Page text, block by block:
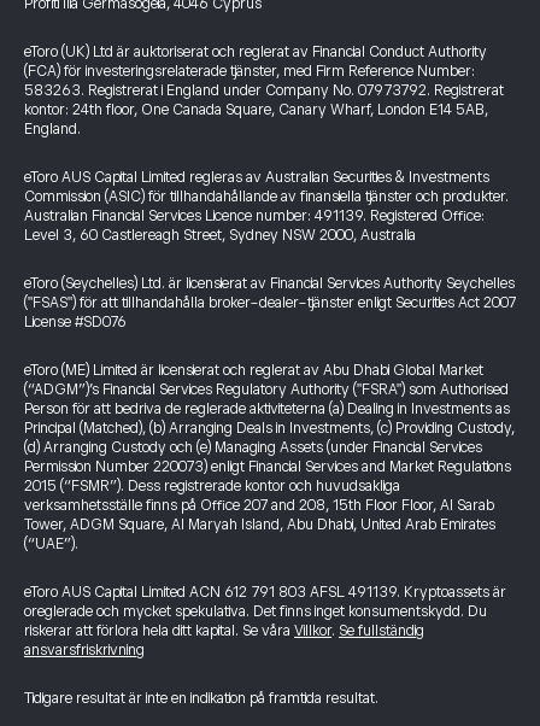
Profiti Ilia Germasogeia, 4046 Cyprus
eToro (UK) Ltd är auktoriserat och reglerat av Financial Conduct Authority
(FCA) för investeringsrelaterade tjänster, med Firm Reference Number:
583263. Registrerat i England under Company No. 07973792. Registrerat
kontor: 24th floor, One Canada Square, Canary Wharf, London E14 5AB,
England.
eToro AUS Capital Limited regleras av Australian Securities & Investments
Commission (ASIC) för tillhandahållande av finansiella tjänster och produkter.
Australian Financial Services Licence number: 491139. Registered Office:
Level 3, 60 Castlereagh Street, Sydney NSW 2000, Australia
eToro (Seychelles) Ltd. är licensierat av Financial Services Authority Seychelles
("FSAS") för att tillhandahålla broker-dealer-tjänster enligt Securities Act 2007
License #SD076
eToro (ME) Limited är licensierat och reglerat av Abu Dhabi Global Market
(“ADGM”)’s Financial Services Regulatory Authority ("FSRA") som Authorised
Person för att bedriva de reglerade aktiviteterna (a) Dealing in Investments as
Principal (Matched), (b) Arranging Deals in Investments, (c) Providing Custody,
(d) Arranging Custody och (e) Managing Assets (under Financial Services
Permission Number 220073) enligt Financial Services and Market Regulations
2015 (“FSMR”). Dess registrerade kontor och huvudsakliga
verksamhetsställe finns på Office 207 and 208, 15th Floor Floor, Al Sarab
Tower, ADGM Square, Al Maryah Island, Abu Dhabi, United Arab Emirates
(“UAE”).
eToro AUS Capital Limited ACN 612 791 803 AFSL 491139. Kryptoassets är
oreglerade och mycket spekulativa. Det finns inget konsumentskydd. Du
riskerar att förlora hela ditt kapital. Se våra Villkor. Se fullständig
ansvarsfriskrivning
Tidigare resultat är inte en indikation på framtida resultat.